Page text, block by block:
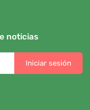
noticias
Iniciar sesión